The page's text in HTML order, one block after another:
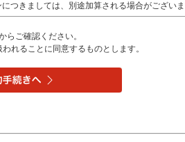
つきましては、別途加算される場合がございま
らご確認ください。
れることに同意するものとします。